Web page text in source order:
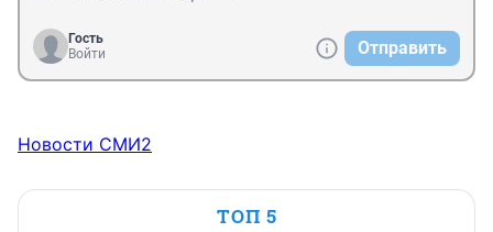
Гость
Войти
Отправить
Новости СМИ2
ТОП 5